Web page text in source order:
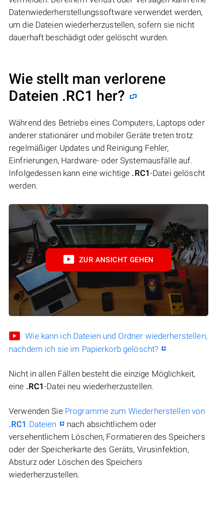
Datenwiederherstellungssoftware verwendet werden,
um die Dateien wiederherzustellen, sofern sie nicht
dauerhaft beschädigt oder gelöscht wurden.
Wie stellt man verlorene
Dateien .RC1 her?
Während des Betriebs eines Computers, Laptops oder
anderer stationärer und mobiler Geräte treten trotz
regelmäßiger Updates und Reinigung Fehler,
Einfrierungen, Hardware- oder Systemausfälle auf.
Infolgedessen kann eine wichtige .RC1-Datei gelöscht
werden.
ZUR ANSICHT GEHEN
Wie kann ich Dateien und Ordner wiederherstellen,
nachdem ich sie im Papierkorb gelöscht?
Nicht in allen Fällen besteht die einzige Möglichkeit,
eine .RC1-Datei neu wiederherzustellen.
Verwenden Sie Programme zum Wiederherstellen von
.RC1 Dateien
nach absichtlichem oder
versehentlichem Löschen, Formatieren des Speichers
oder der Speicherkarte des Geräts, Virusinfektion,
Absturz oder Löschen des Speichers
wiederherzustellen.